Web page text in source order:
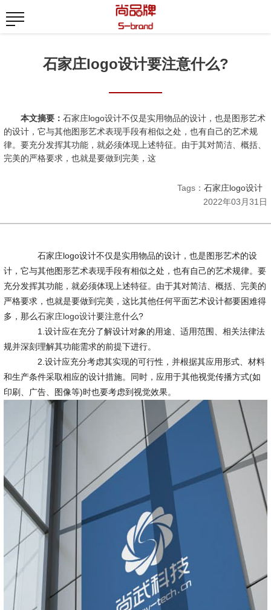
石家庄logo设计要注意什么?
本文摘要： 石家庄logo设计不仅是实用物品的设计，也是图形艺术
的设计，它与其他图形艺术表现手段有相似之处，也有自己的艺术规
律。要充分发挥其功能，就必须体现上述特征。由于其对简洁、概括、
完美的严格要求，也就是要做到完美，这
Tags： 石家庄logo设计
2022年03月31日
石家庄logo设计不仅是实用物品的设计，也是图形艺术的设
计，它与其他图形艺术表现手段有相似之处，也有自己的艺术规律。要
充分发挥其功能，就必须体现上述特征。由于其对简洁、概括、完美的
严格要求，也就是要做到完美，这比其他任何平面艺术设计都要困难得
多，那么石家庄logo设计要注意什么?
1.设计应在充分了解设计对象的用途、适用范围、相关法律法
规并深刻理解其功能需求的前提下进行。
2.设计应充分考虑其实现的可行性，并根据其应用形式、材料
和生产条件采取相应的设计措施。同时，应用于其他视觉传播方式(如
印刷、广告、图像等)时也要考虑到视觉效果。